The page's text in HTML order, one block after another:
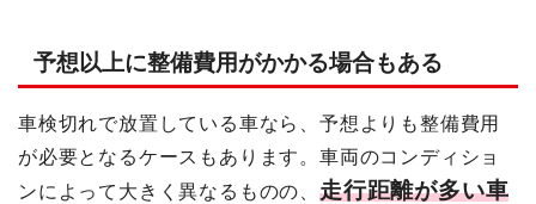
予想以上に整備費用がかかる場合もある
車検切れで放置している車なら、予想よりも整備費用
が必要となるケースもあります。車両のコンディショ
ンによって大きく異なるものの、 走行距離が多い車